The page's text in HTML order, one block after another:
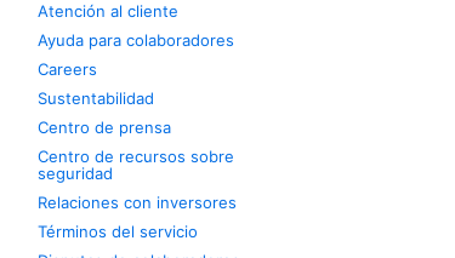
Atención al cliente
Ayuda para colaboradores
Careers
Sustentabilidad
Centro de prensa
Centro de recursos sobre
seguridad
Relaciones con inversores
Términos del servicio